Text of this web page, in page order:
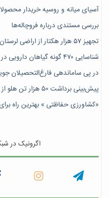
آسیای میانه و روسیه خریدار
بررسی مستندی درباره فروچاله‌ها
تجهیز ۵۷ هزار هکتار از اراضی لرستان به سیستم آبیاری نوین
شناسایی ۴۷٠ گونه گیاهان دارویی در آذربایجان غربی
در پی ساماندهی فارغ‌التحصیلان
پیش‎‌بینی برداشت ۵۰ هزار تن هلو از باغات چهارمحال و بختیاری
«کشاورزی حفاظتی » بهترین راه
اگرونیک در